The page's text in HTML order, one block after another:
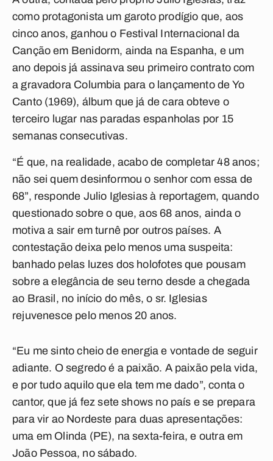
como protagonista um garoto prodígio que, aos
cinco anos, ganhou o Festival Internacional da
Canção em Benidorm, ainda na Espanha, e um
ano depois já assinava seu primeiro contrato com
a gravadora Columbia para o lançamento de Yo
Canto (1969), álbum que já de cara obteve o
terceiro lugar nas paradas espanholas por 15
semanas consecutivas.
“É que, na realidade, acabo de completar 48 anos;
não sei quem desinformou o senhor com essa de
68”, responde Julio Iglesias à reportagem, quando
questionado sobre o que, aos 68 anos, ainda o
motiva a sair em turnê por outros países. A
contestação deixa pelo menos uma suspeita:
banhado pelas luzes dos holofotes que pousam
sobre a elegância de seu terno desde a chegada
ao Brasil, no início do mês, o sr. Iglesias
rejuvenesce pelo menos 20 anos.
“Eu me sinto cheio de energia e vontade de seguir
adiante. O segredo é a paixão. A paixão pela vida,
e por tudo aquilo que ela tem me dado”, conta o
cantor, que já fez sete shows no país e se prepara
para vir ao Nordeste para duas apresentações:
uma em Olinda (PE), na sexta-feira, e outra em
João Pessoa, no sábado.